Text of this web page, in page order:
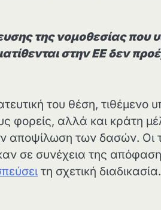
της νομοθεσίας που
στην ΕΕ δεν
του θέση, τιθέμενο
φορείς, αλλά και κράτη
αποψίλωση των δασών. Οι
σε συνέχεια της
τη σχετική διαδικασία.